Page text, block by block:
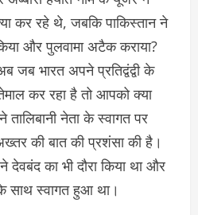
कर रहे थे, जबकि पाकिस्तान ने
और पुलवामा अटैक कराया?
भारत अपने प्रतिद्वंद्वी के
कर रहा है तो आपको क्या
नेता के स्वागत पर
की बात की प्रशंसा की है।
देवबंद का भी दौरा किया था और
साथ स्वागत हुआ था।